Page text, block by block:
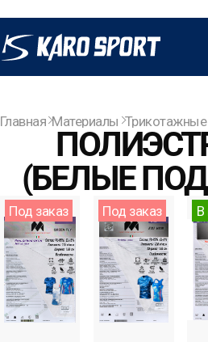
Главная Материалы Трикотажные
(БЕЛЫЕ
Под заказ Под заказ В